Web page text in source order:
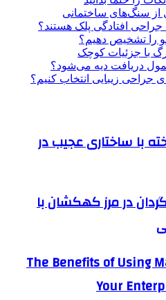
از سنگ‌های ساختمانی
جراحی افتادگی پلک هستند؟
را تشخیص دهیم؟
با جزئیات کوچک
دریافت دیه می‌شود؟
جراحی زیبایی انتخاب کنیم؟
با ساختاری عجیب در
در مرز کهکشان با
The Benefits of Using
Your